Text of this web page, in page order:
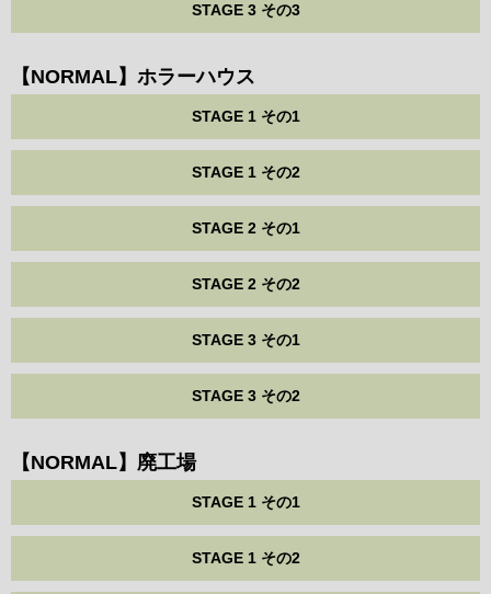
STAGE 3 その3
【NORMAL】ホラーハウス
STAGE 1 その1
STAGE 1 その2
STAGE 2 その1
STAGE 2 その2
STAGE 3 その1
STAGE 3 その2
【NORMAL】廃工場
STAGE 1 その1
STAGE 1 その2